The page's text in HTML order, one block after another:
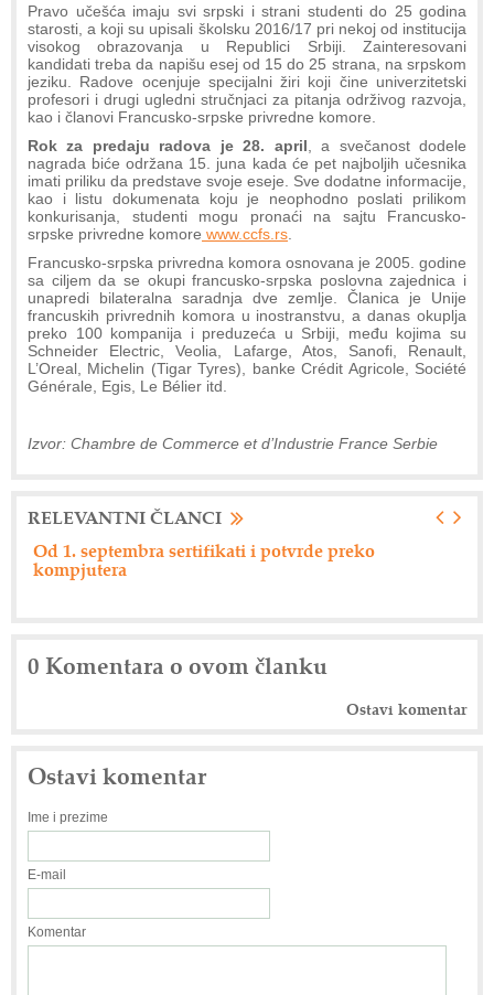
Pravo učešća imaju svi srpski i strani studenti do 25 godina
starosti, a koji su upisali školsku 2016/17 pri nekoj od institucija
visokog obrazovanja u Republici Srbiji. Zainteresovani
kandidati treba da napišu esej od 15 do 25 strana, na srpskom
jeziku. Radove ocenjuje specijalni žiri koji čine univerzitetski
profesori i drugi ugledni stručnjaci za pitanja održivog razvoja,
kao i članovi Francusko-srpske privredne komore.
Rok za predaju radova je 28. april , a svečanost dodele
nagrada biće održana 15. juna kada će pet najboljih učesnika
imati priliku da predstave svoje eseje. Sve dodatne informacije,
kao i listu dokumenata koju je neophodno poslati prilikom
konkurisanja, studenti mogu pronaći na sajtu Francusko-
srpske privredne komore www.ccfs.rs
Francusko-srpska privredna komora osnovana je 2005. godine
sa ciljem da se okupi francusko-srpska poslovna zajednica i
unapredi bilateralna saradnja dve zemlje. Članica je Unije
francuskih privrednih komora u inostranstvu, a danas okuplja
preko 100 kompanija i preduzeća u Srbiji, među kojima su
Schneider Electric, Veolia, Lafarge, Atos, Sanofi, Renault,
L’Oreal, Michelin (Tigar Tyres), banke Crédit Agricole, Société
Générale, Egis, Le Bélier itd.
Izvor: Chambre de Commerce et d’Industrie France Serbie
RELEVANTNI ČLANCI
Od 1. septembra sertifikati i potvrde preko
kompjutera
0 Komentara o ovom članku
Ostavi komentar
Ostavi komentar
Ime i prezime
E-mail
Komentar